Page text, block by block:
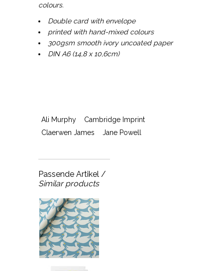
colours.
Double card with envelope
printed with hand-mixed colours
300gsm smooth ivory uncoated paper
DIN A6 (14,8 x 10,6cm)
Ali Murphy
Cambridge Imprint
Claerwen James
Jane Powell
Passende Artikel /
Similar products